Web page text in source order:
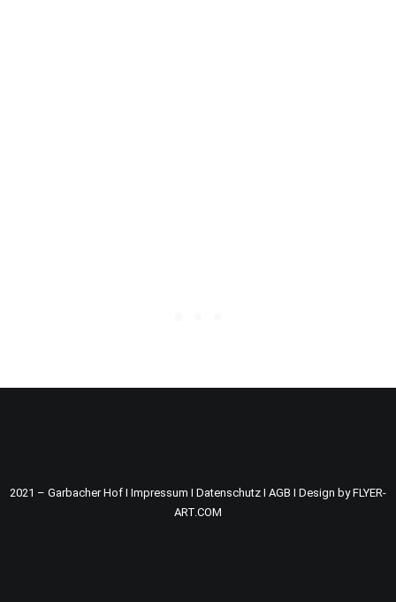
2021 – Garbacher Hof I Impressum I Datenschutz I AGB I Design by FLYER-
ART.COM